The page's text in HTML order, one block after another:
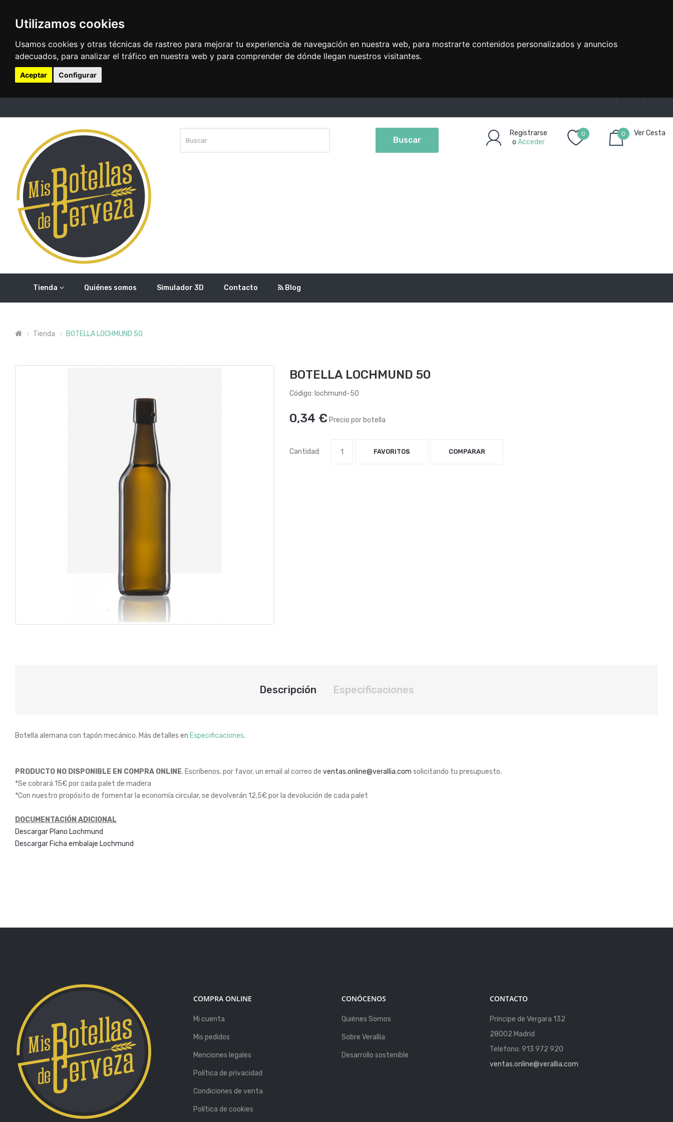
Utilizamos cookies
Usamos cookies y otras técnicas de rastreo para mejorar tu experiencia de navegación en nuestra web, para mostrarte contenidos personalizados y anuncios
adecuados, para analizar el tráfico en nuestra web y para comprender de dónde llegan nuestros visitantes.
Aceptar Configurar
Buscar
Registrarse
o Acceder
0
0
Artículo(s)
Ver Cesta
Tienda Quiénes somos Simulador 3D Contacto Blog
Tienda BOTELLA LOCHMUND 50
BOTELLA LOCHMUND 50
Código: lochmund-50
0,34 € Precio por botella
Cantidad: FAVORITOS COMPARAR
Descripción Especificaciones
Botella alemana con tapón mecánico. Más detalles en Especificaciones.
PRODUCTO NO DISPONIBLE EN COMPRA ONLINE. Escríbenos, por favor, un email al correo de ventas.online@verallia.com solicitando tu presupuesto.
*Se cobrará 15€ por cada palet de madera
*Con nuestro propósito de fomentar la economía circular, se devolverán 12,5€ por la devolución de cada palet
DOCUMENTACIÓN ADICIONAL
Descargar Plano Lochmund
Descargar Ficha embalaje Lochmund
COMPRA ONLINE
Mi cuenta
Mis pedidos
Menciones legales
Política de privacidad
Condiciones de venta
Política de cookies
CONÓCENOS
Quiénes Somos
Sobre Verallia
Desarrollo sostenible
CONTACTO
Principe de Vergara 132
28002 Madrid
Telefono: 913 972 920
ventas.online@verallia.com